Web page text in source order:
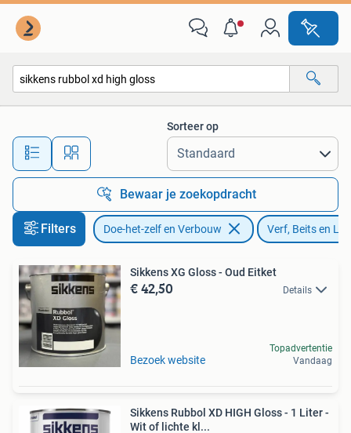
Alle afstanden…
Sorteer op
Bewaar je zoekopdracht
Filters Doe-het-zelf en Verbouw Verf, Beits en Lak
Sikkens XG Gloss - Oud Eitket
€ 42,50 Details
Bezoek website
Topadvertentie
Vandaag
Sikkens Rubbol XD HIGH Gloss - 1 Liter -
Wit of lichte kl...